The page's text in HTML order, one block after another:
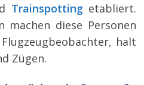
Trainspottingetabliert.
machen diese Personen
halt
Zügen.